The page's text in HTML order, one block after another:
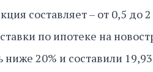
составляет – от 0,5 до
по ипотеке на
ниже 20% и составили